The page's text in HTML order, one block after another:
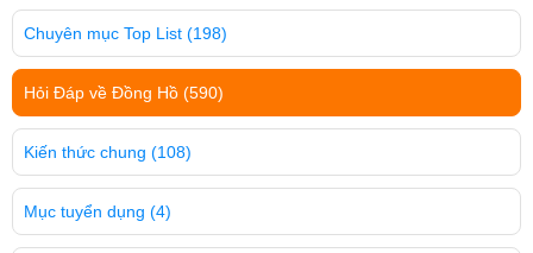
Chuyên mục Top List (198)
Hỏi Đáp về Đồng Hồ (590)
Kiến thức chung (108)
Mục tuyển dụng (4)